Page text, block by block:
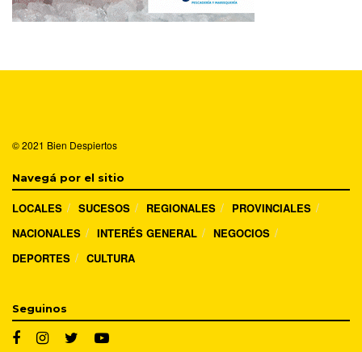
© 2021 Bien Despiertos
Navegá por el sitio
LOCALES SUCESOS REGIONALES
PROVINCIALES
NACIONALES
INTERÉS GENERAL
NEGOCIOS
DEPORTES
CULTURA
Seguinos